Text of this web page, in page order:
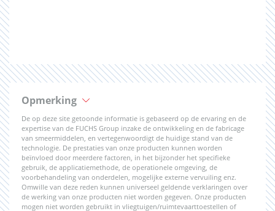
Opmerking
De op deze site getoonde informatie is gebaseerd op de ervaring en de
expertise van de FUCHS Group inzake de ontwikkeling en de fabricage
van smeermiddelen, en vertegenwoordigt de huidige stand van de
technologie. De prestaties van onze producten kunnen worden
beïnvloed door meerdere factoren, in het bijzonder het specifieke
gebruik, de applicatiemethode, de operationele omgeving, de
voorbehandeling van onderdelen, mogelijke externe vervuiling enz.
Omwille van deze reden kunnen universeel geldende verklaringen over
de werking van onze producten niet worden gegeven. Onze producten
mogen niet worden gebruikt in vliegtuigen/ruimtevaarttoestellen of